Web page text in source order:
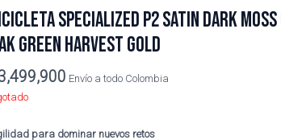
SPECIALIZED P2 SATIN DARK MOSS
GREEN HARVEST GOLD
Envío a todo Colombia
para dominar nuevos retos